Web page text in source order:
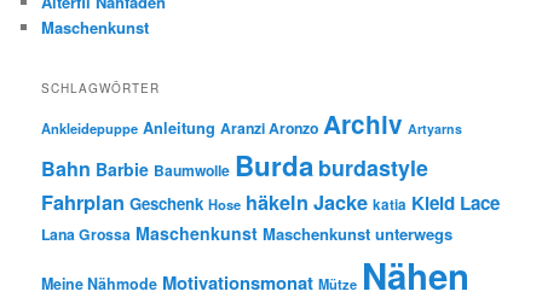
Maschenkunst
SCHLAGWÖRTER
Ankleidepuppe Anleitung Aranzi Aronzo Archiv Artyarns
Bahn Barbie Baumwolle Burda burdastyle
Fahrplan Geschenk Hose häkeln Jacke katia Kleid Lace
Lana Grossa Maschenkunst Maschenkunst unterwegs
Meine Nähmode Motivationsmonat Mütze Nähen